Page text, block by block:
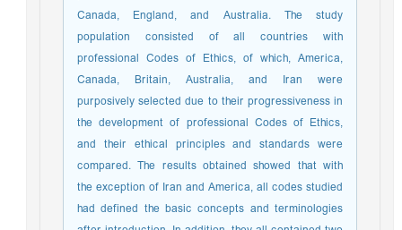
Canada, England, and Australia. The study
population consisted of all countries with
professional Codes of Ethics, of which, America,
Canada, Britain, Australia, and Iran were
purposively selected due to their progressiveness in
the development of professional Codes of Ethics,
and their ethical principles and standards were
compared. The results obtained showed that with
the exception of Iran and America, all codes studied
had defined the basic concepts and terminologies